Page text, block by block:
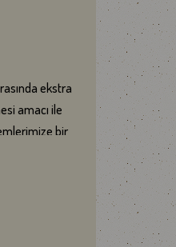
ekstra
amacı ile
bir